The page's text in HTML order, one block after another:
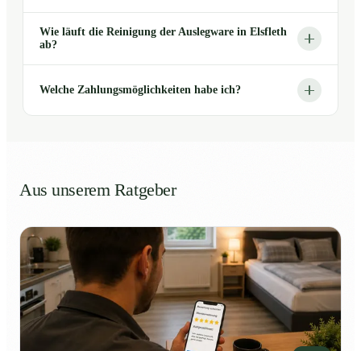
Wie läuft die Reinigung der Auslegware in Elsfleth
ab?
Welche Zahlungsmöglichkeiten habe ich?
Aus unserem Ratgeber